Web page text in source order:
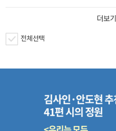
더보기
전체선택